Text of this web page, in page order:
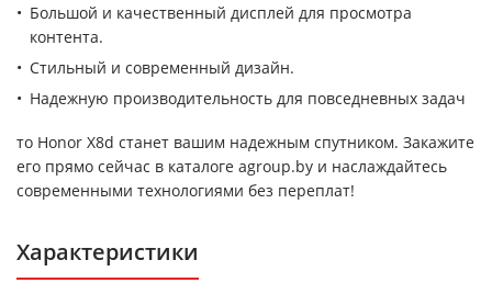
Большой и качественный дисплей для просмотра
контента.
Стильный и современный дизайн.
Надежную производительность для повседневных задач
то Honor X8d станет вашим надежным спутником. Закажите
его прямо сейчас в каталоге agroup.by и наслаждайтесь
современными технологиями без переплат!
Характеристики